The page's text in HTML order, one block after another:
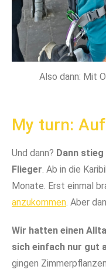
Also dann: Mit
My turn:
Und dann? Dann
Flieger . Ab in die
Monate. Erst einmal
anzukommen . Aber
Wir hatten einen
sich einfach nur gut
gingen